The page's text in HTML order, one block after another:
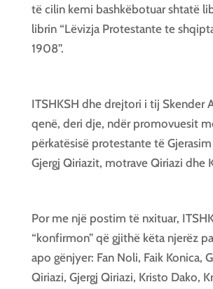
të cilin kemi bashkëbotuar shtatë
librin “Lëvizja Protestante te
1908”.
ITSHKSH dhe drejtori i tij Skender
qenë, deri dje, ndër promovuesit
përkatësisë protestante të
Gjergj Qiriazit, motrave Qiriazi dhe
Por me një postim të nxituar,
“konfirmon” që gjithë këta njerëz
apo gënjyer: Fan Noli, Faik Konica,
Qiriazi, Gjergj Qiriazi, Kristo Dako,